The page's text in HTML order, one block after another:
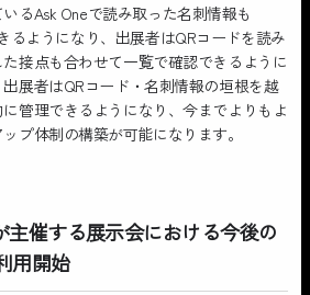
るAsk Oneで読み取った名刺情報も
るようになり、出展者はQRコードを読み
接点も合わせて一覧で確認できるように
展者はQRコード・名刺情報の垣根を越
管理できるようになり、今までよりもよ
プ体制の構築が可能になります。
催する展示会における今後の
用開始